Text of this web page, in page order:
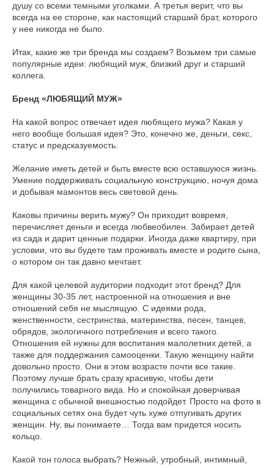
душу со всеми темными уголками. А третья верит, что вы
всегда на ее стороне, как настоящий старший брат, которого
у нее никогда не было.
Итак, какие же три бренда мы создаем? Возьмем три самые
популярные идеи: любящий муж, близкий друг и старший
коллега.
Бренд «ЛЮБЯЩИЙ МУЖ»
На какой вопрос отвечает идея любящего мужа? Какая у
него вообще большая идея? Это, конечно же, деньги, секс,
статус и предсказуемость.
Желание иметь детей и быть вместе всю оставшуюся жизнь.
Умение поддерживать социальную конструкцию, ночуя дома
и добывая мамонтов весь световой день.
Каковы причины верить мужу? Он приходит вовремя,
перечисляет деньги и всегда любвеобилен. Забирает детей
из сада и дарит ценные подарки. Иногда даже квартиру, при
условии, что вы будете там проживать вместе и родите сына,
о котором он так давно мечтает.
Для какой целевой аудитории подходит этот бренд? Для
женщины 30-35 лет, настроенной на отношения и вне
отношений себя не мыслящую. С идеями рода,
женственности, сестринства, материнства, песен, танцев,
обрядов, экологичного потребления и всего такого.
Отношения ей нужны для воспитания малолетних детей, а
также для поддержания самооценки. Такую женщину найти
довольно просто. Они в этом возрасте почти все такие.
Поэтому лучше брать сразу красивую, чтобы дети
получились товарного вида. Но и спокойная доверчивая
женщина с обычной внешностью подойдет. Просто на фото в
социальных сетях она будет чуть хуже отпугивать других
женщин. Ну, вы понимаете… Тогда вам придется носить
кольцо.
Какой тон голоса выбрать? Нежный, утробный, интимный,